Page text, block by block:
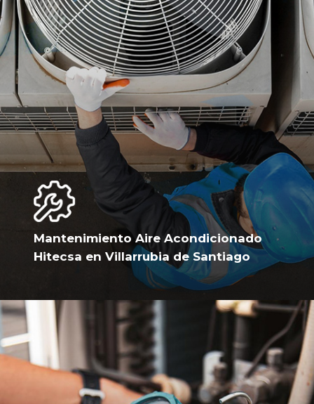
Mantenimiento Aire Acondicionado
Hitecsa en Villarrubia de Santiago